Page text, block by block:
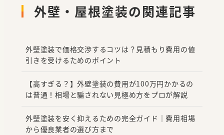
外壁・屋根塗装の関連記事
外壁塗装で価格交渉するコツは？見積もり費用の値
引きを受けるためのポイント
【高すぎる？】外壁塗装の費用が100万円かかるの
は普通！相場と騙されない見極め方をプロが解説
外壁塗装を安く抑えるための完全ガイド｜費用相場
から優良業者の選び方まで